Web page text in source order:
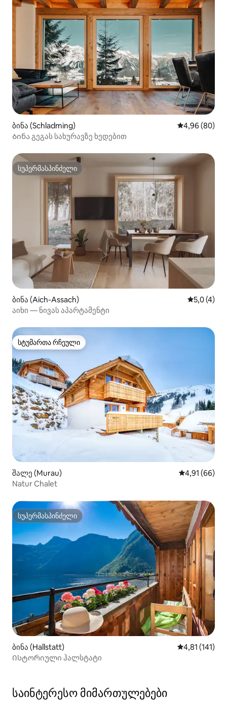
ბინა (Schladming) საშუალო
4,96 (80)
Ბინა გეგას სახურავზე ხედებით
სუპერმასპინძელი
სუპერმასპინძელი
ბინა (Aich-Assach) საშუალო
5,0 (4)
აიხი — ნივას აპარტამენტი
სტუმართა რჩეული
სტუმართა რჩეული
შალე (Murau) საშუალო
4,91 (66)
Natur Chalet
სუპერმასპინძელი
სუპერმასპინძელი
ბინა (Hallstatt) საშუალო
4,81 (141)
Ისტორიული ჰალსტატი
საინტერესო მიმართულებები